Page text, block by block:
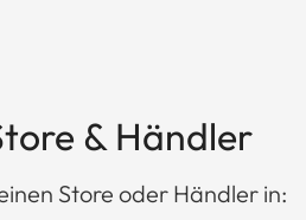
& Händler
Store oder Händler in: